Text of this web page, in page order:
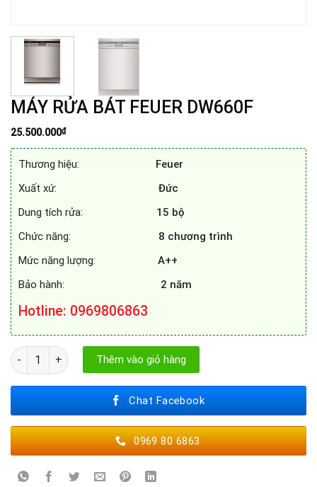
MÁY RỬA BÁT FEUER DW660F
25.500.000₫
Thương hiệu:
Feuer
Xuất xứ: Đức
Dung tích rửa: 15 bộ
Chức năng: 8 chương trình
Mức năng lượng: A++
Bảo hành:
2 năm
Hotline: 0969806863
MÁY RỬA BÁT FEUER DW660F số lượng
Thêm vào giỏ hàng
Chat Facebook
0969 80 6863